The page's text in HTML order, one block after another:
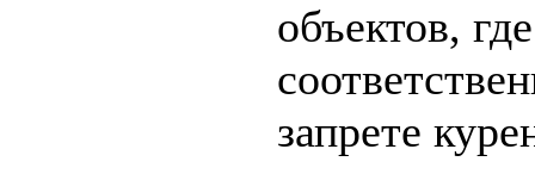
объектов,
запрете